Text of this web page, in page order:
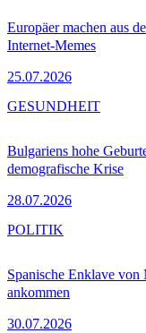
Europäer machen aus
Internet-Memes
25.07.2026
Bulgariens hohe
demografische Krise
28.07.2026
GESUNDHEIT
Spanische Enklave von
ankommen
30.07.2026
POLITIK